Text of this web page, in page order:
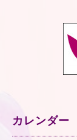
カレンダー